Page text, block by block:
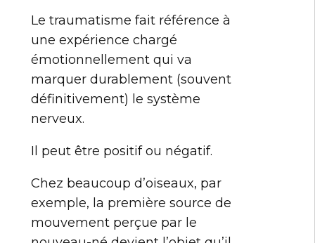
Le traumatisme fait référence à
une expérience chargé
émotionnellement qui va
marquer durablement (souvent
définitivement) le système
nerveux.
Il peut être positif ou négatif.
Chez beaucoup d’oiseaux, par
exemple, la première source de
mouvement perçue par le